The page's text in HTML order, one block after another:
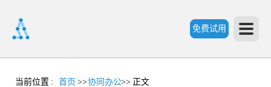
免费试用
首
当前位置 : 首页 >>协同办公>> 正文